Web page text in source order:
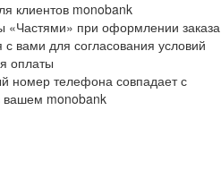
клиентов monobank
«Частями» при оформлении заказа
вами для согласования условий
оплаты
номер телефона совпадает с
monobank